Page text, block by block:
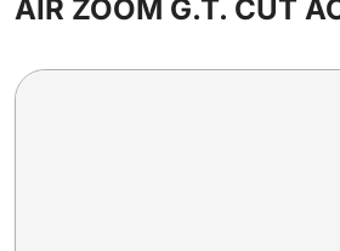
AIR ZOOM G.T. CUT